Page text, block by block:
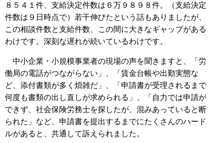
８５４１件、支給決定件数は６万９８９８件。（支給決定
件数は９日時点で）若干伸びたという話もありましたが、
この相談件数と支給件数、この間に大きなギャップがある
わけです。深刻な遅れが続いているわけです。
中小企業・小規模事業者の現場の声を聞きますと、「労
働局の電話がつながらない」、「賃金台帳や出勤実態な
ど、添付書類が多く煩雑だ」、「申請書が受理されるまで
何度も書類の出し直しが求められる」、「自力では申請が
できず、社会保険労務士を探したが、混みあっていると断
られた」など、申請書を提出するまでにたくさんのハード
ルがあると、共通して訴えられました。